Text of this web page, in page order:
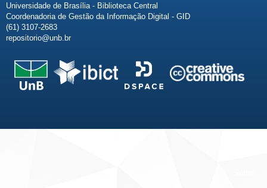
Universidade de Brasília - Biblioteca Central
Coordenadoria de Gestão da Informação Digital - GID
(61) 3107-2683
repositorio@unb.br